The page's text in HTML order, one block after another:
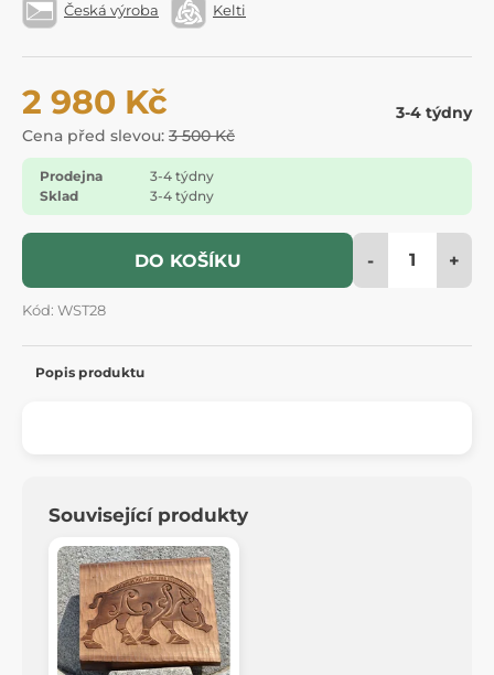
Česká výroba Kelti
2 980 Kč
Cena před slevou: 3 500 Kč
3-4 týdny
Prodejna
3-4 týdny
Sklad
3-4 týdny
DO KOŠÍKU - +
Kód: WST28
Popis produktu
Související produkty